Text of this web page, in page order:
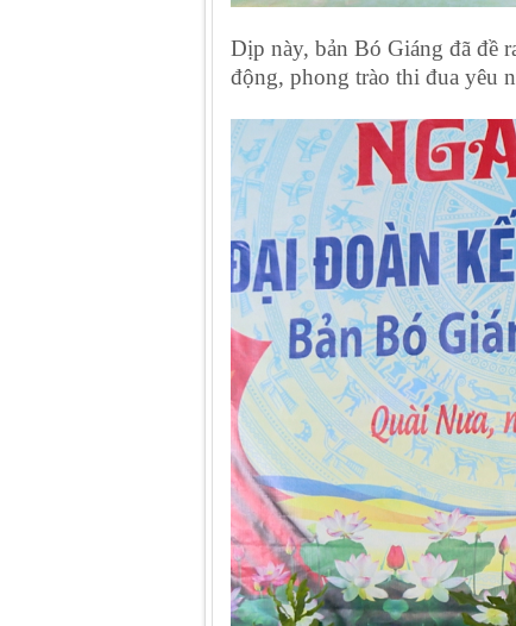
Dịp này, bản Bó Giáng đã đề
động, phong trào thi đua yêu